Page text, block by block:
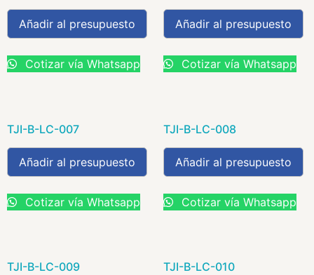
Añadir al presupuesto
Cotizar vía Whatsapp
Añadir al presupuesto
Cotizar vía Whatsapp
TJI-B-LC-007
Añadir al presupuesto
Cotizar vía Whatsapp
TJI-B-LC-008
Añadir al presupuesto
Cotizar vía Whatsapp
TJI-B-LC-009 TJI-B-LC-010